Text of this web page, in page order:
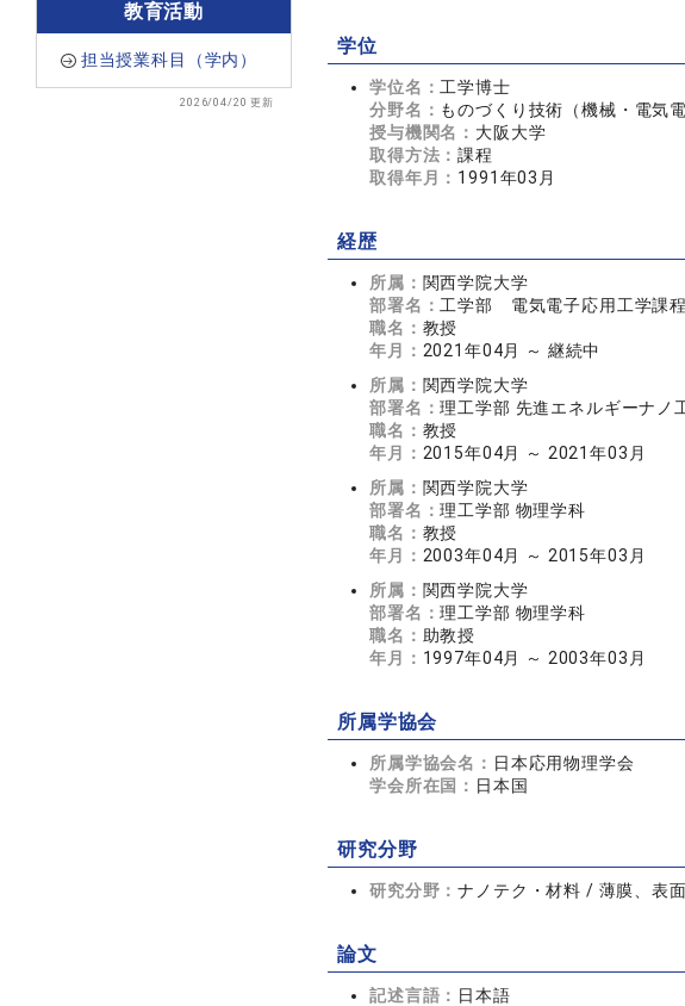
教育活動
担当授業科目（学内）
2026/04/20 更新
学位
学位名： 工学博士
分野名： ものづくり技術（機械・電気
授与機関名： 大阪大学
取得方法：課程
取得年月： 1991年03月
経歴
所属： 関西学院大学
部署名： 工学部 電気電子応用工学課程
職名： 教授
年月： 2021年04月 ～ 継続中
所属： 関西学院大学
部署名：理工学部 先進エネルギーナノ
職名： 教授
年月： 2015年04月 ～ 2021年03月
所属： 関西学院大学
部署名：理工学部 物理学科
職名： 教授
年月： 2003年04月 ～ 2015年03月
所属： 関西学院大学
部署名：理工学部 物理学科
職名： 助教授
年月： 1997年04月 ～ 2003年03月
所属学協会
所属学協会名： 日本応用物理学会
学会所在国： 日本国
研究分野
研究分野：ナノテク・材料 / 薄膜、表
論文
記述言語： 日本語